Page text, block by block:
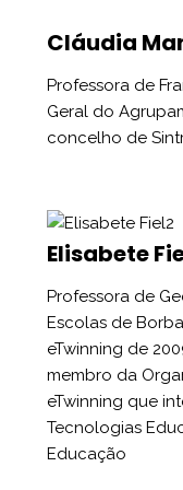
Cláudia
Professora de
Geral do
concelho de
Elisabete
Professora de
Escolas de
eTwinning de
membro da
eTwinning que
Tecnologias
Educação